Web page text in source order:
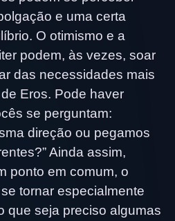
e uma certa
O otimismo e a
podem, às vezes, soar
das necessidades mais
Eros. Pode haver
se perguntam:
direção ou pegamos
Ainda assim,
ponto em comum, o
tornar especialmente
que seja preciso algumas